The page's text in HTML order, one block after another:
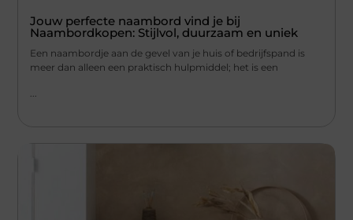
Jouw perfecte naambord vind je bij
Naambordkopen: Stijlvol, duurzaam en uniek
Een naambordje aan de gevel van je huis of bedrijfspand is
meer dan alleen een praktisch hulpmiddel; het is een